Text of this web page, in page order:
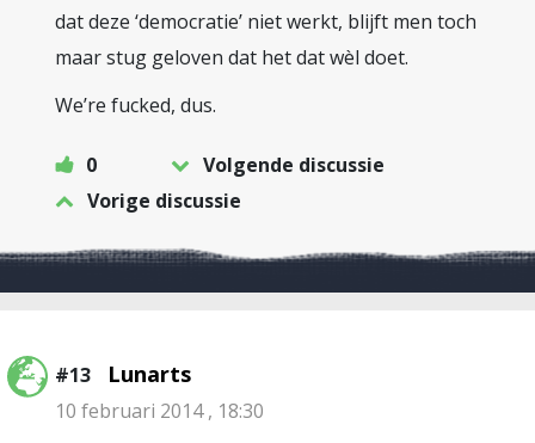
dat deze ‘democratie’ niet werkt, blijft men toch
maar stug geloven dat het dat wèl doet.
We’re fucked, dus.
0
Volgende discussie
Vorige discussie
#13 Lunarts
10 februari 2014 , 18:30